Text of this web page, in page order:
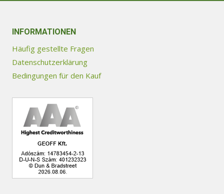
Die
Optionen
können
auf
Produktseite
gewählt
werden
INFORMATIONEN
Häufig gestellte Fragen
Datenschutzerklärung
Bedingungen für den Kauf